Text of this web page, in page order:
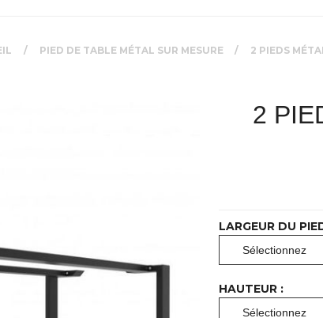
PIED DE TABLE MÉTAL SUR MESURE 2 PIEDS
2
LARGEUR DU
HAUTEUR :